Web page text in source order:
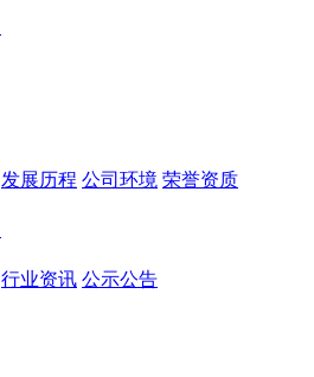
发展历程 公司环境 荣誉资质
行业资讯 公示公告